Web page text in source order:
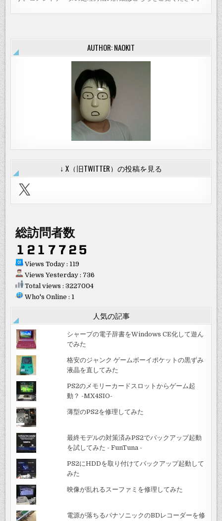
AUTHOR: NAOKIT
↓ X（旧TWITTER）の投稿を見る
X
総訪問者数
Views Today : 119
Views Yesterday : 736
Total views : 3227004
Who's Online : 1
人気の記事
シャープの電子辞書をWindows CE化して遊ん
でみた
格安のジャンク ゲームボーイポケットの黒ずみ
液晶を直してみた
PS2のメモリーカードスロットからゲーム起
動？ -MX4SIO-
薄型のPS2を修理してみた
最終モデルの対策済みPS2でバックアップ起動
を試してみた - FunTuna -
PS2にHDDを取り付けてバックアップ起動して
みた
映像が乱れるスーファミを修理してみた
電源が落ちるパナソニックのBDレコーダーを修